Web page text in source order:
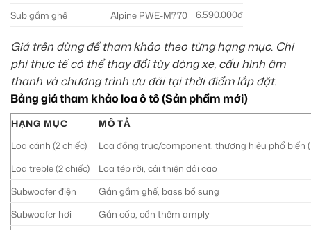
Sub gầm ghế
Alpine PWE-M770 6.590.000đ
Giá trên dùng để tham khảo theo từng hạng mục. Chi
phí thực tế có thể thay đổi tùy dòng xe, cấu hình âm
thanh và chương trình ưu đãi tại thời điểm lắp đặt.
Bảng giá tham khảo loa ô tô (Sản phẩm mới)
HẠNG MỤC
MÔ TẢ
Loa cánh (2 chiếc)
Loa đồng trục/component, thương hiệu phổ biến
Loa treble (2 chiếc)
Loa tép rời, cải thiện dải cao
Subwoofer điện
Gắn gầm ghế, bass bổ sung
Subwoofer hơi
Gắn cốp, cần thêm amply